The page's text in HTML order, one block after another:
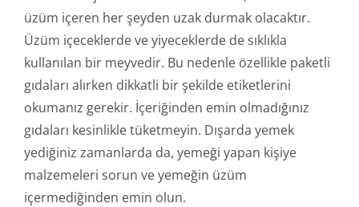
üzüm içeren her şeyden uzak durmak olacaktır.
Üzüm içeceklerde ve yiyeceklerde de sıklıkla
kullanılan bir meyvedir. Bu nedenle özellikle paketli
gıdaları alırken dikkatli bir şekilde etiketlerini
okumanız gerekir. İçeriğinden emin olmadığınız
gıdaları kesinlikle tüketmeyin. Dışarda yemek
yediğiniz zamanlarda da, yemeği yapan kişiye
malzemeleri sorun ve yemeğin üzüm
içermediğinden emin olun.